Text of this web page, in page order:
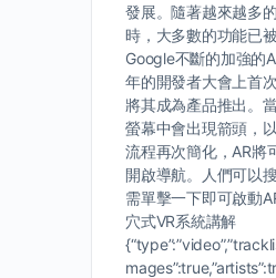
發展。隨著越來越多
時，大多數的功能已
Google不斷的加強的
年的開發者大會上首
將其成為產品推出。
螢幕中會出現箭頭，
流程再次簡化，AR將
開啟導航。人們可以
需單擊一下即可啟動
穴式VR系統講解